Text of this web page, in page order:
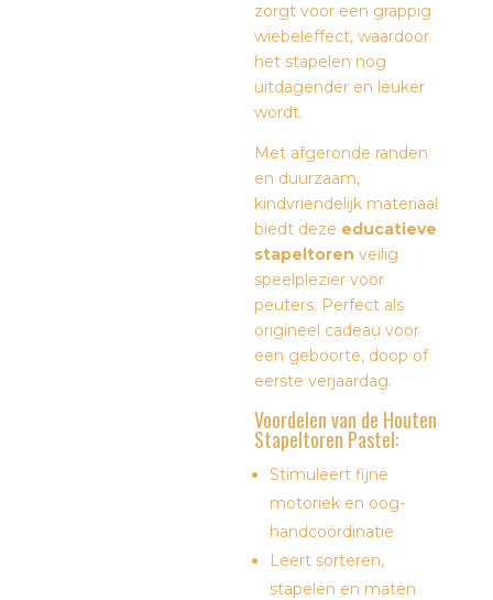
zorgt voor een grappig
wiebeleffect, waardoor
het stapelen nog
uitdagender en leuker
wordt.
Met afgeronde randen
en duurzaam,
kindvriendelijk materiaal
biedt deze educatieve
stapeltoren veilig
speelplezier voor
peuters. Perfect als
origineel cadeau voor
een geboorte, doop of
eerste verjaardag.
Voordelen van de Houten
Stapeltoren Pastel:
Stimuleert fijne
motoriek en oog-
handcoördinatie
Leert sorteren,
stapelen en maten